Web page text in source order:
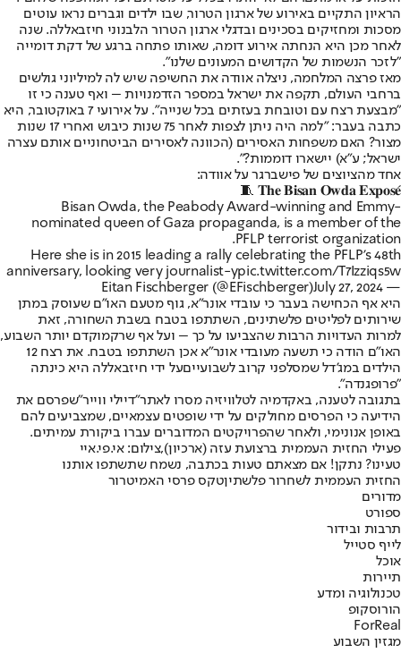
הראיון התקיים באירוע של ארגון הטרור, שבו ילדים וגברים נראו עוטים
מסכות ומחזיקים בסכינים ובדגלי ארגון הטרור הלבנוני חיזבאללה. שנה
לאחר מכן היא הנחתה אירוע דומה, שאותו פתחה ברגע של דקת דומייה
"לזכר הנשמות של הקדושים המעונים שלנו".
מאז פרצה המלחמה, ניצלה אוודה את החשיפה שיש לה למיליוני גולשים
ברחבי העולם, תקפה את ישראל במספר הזדמנויות – ואף טענה כי זו
"מבצעת רצח עם וטובחת בעזתים בכל שנייה". על אירועי 7 באוקטובר, היא
כתבה בעבר: "למה היה ניתן לצפות לאחר 75 שנות כיבוש ואחרי 17 שנות
מצור? האם משפחות האסירים (הכוונה לאסירים הביטחוניים אותם עצרה
ישראל; ע"א) יישארו דוממות?".
אחד מהציוצים של פישברגר על אוודה:
🧵 𝐓𝐡𝐞 𝐁𝐢𝐬𝐚𝐧 𝐎𝐰𝐝𝐚 𝐄𝐱𝐩𝐨𝐬𝐞́
Bisan Owda, the Peabody Award-winning and Emmy-
nominated queen of Gaza propaganda, is a member of the
PFLP terrorist organization.
Here she is in 2015 leading a rally celebrating the PFLP's 48th
anniversary, looking very journalist-ypic.twitter.com/T7Izziqs5w
— Eitan Fischberger (@EFischberger)
July 27, 2024
היא אף הכחישה בעבר כי עובדי אונר"א, גוף מטעם האו"ם שעוסק במתן
שירותים לפליטים פלשתינים, השתתפו בטבח בשבת השחורה, זאת
למרות העדויות הרבות שהצביעו על כך – ועל אף שרקמוקדם יותר השבוע,
האו"ם הודה כי תשעה מעובדי אונר"א אכן השתתפו בטבח. את רצח 12
הילדים במג'דל שמסלפני קרוב לשבועייםעל ידי חיזבאללה היא כינתה
"פרופגנדה".
בתגובה לטענה, באקדמיה לטלוויזיה מסרו לאתר"דיילי ווייר"שפרסם את
הידיעה כי הפרסים מחולקים על ידי שופטים עצמאיים, שמצביעים להם
באופן אנונימי, ולאחר שהפרויקטים המדוברים עברו ביקורת עמיתים.
פעילי החזית העממית ברצועת עזה (ארכיון),צילום: אי.פי.איי
טעינו? נתקן! אם מצאתם טעות בכתבה, נשמח שתשתפו אותנו
החזית העממית לשחרור פלשתיןטקס פרסי האמיטרור
מדורים
ספורט
תרבות ובידור
לייף סטייל
אוכל
תיירות
טכנולוגיה ומדע
הורוסקופ
ForReal
מגזין השבוע